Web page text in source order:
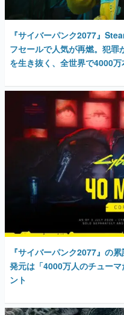
『サイバーパンク2077』
フセールで人気が再燃。犯罪
を生き抜く、全世界で4000
『サイバーパンク2077』の
発元は「4000万人のチュー
ント